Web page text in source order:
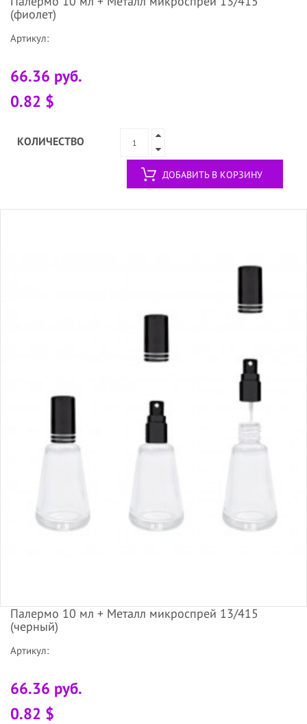
(фиолет)
Артикул:
66.36 руб.
0.82 $
КОЛИЧЕСТВО
ДОБАВИТЬ В КОРЗИНУ
Палермо 10 мл + Металл микроспрей 13/415
(черный)
Артикул:
66.36 руб.
0.82 $